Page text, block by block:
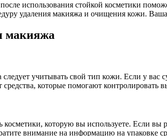
использования стойкой косметики
удаления макияжа и очищения кожи.
макияжа
учитывать свой тип кожи. Если у
которые помогают контролировать
косметики, которую вы используете. Если
внимание на информацию на упаковке